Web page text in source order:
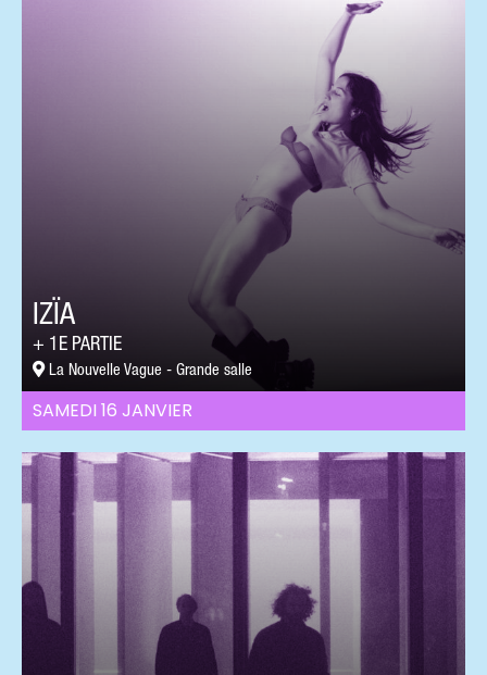
SAMEDI 16 JANVIER
IZÏA
1E PARTIE
La Nouvelle Vague - Grande salle